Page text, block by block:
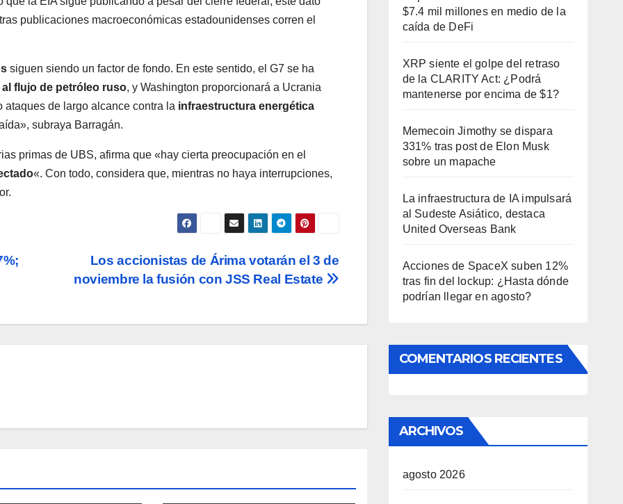
publicaciones macroeconómicas estadounidenses corren el
siguen siendo un factor de fondo. En este sentido, el G7 se ha
flujo de petróleo ruso, y Washington proporcionará a Ucrania
de largo alcance contra la infraestructura energética
subraya Barragán.
primas de UBS, afirma que «hay cierta preocupación en el
«. Con todo, considera que, mientras no haya interrupciones,
Los accionistas de Árima votarán el 3 de
noviembre la fusión con JSS Real Estate
$7.4 mil millones en medio de la
caída de DeFi
XRP siente el golpe del retraso
de la CLARITY Act: ¿Podrá
mantenerse por encima de $1?
Memecoin Jimothy se dispara
331% tras post de Elon Musk
sobre un mapache
La infraestructura de IA impulsará
al Sudeste Asiático, destaca
United Overseas Bank
Acciones de SpaceX suben 12%
tras fin del lockup: ¿Hasta dónde
podrían llegar en agosto?
COMENTARIOS RECIENTES
ARCHIVOS
agosto 2026